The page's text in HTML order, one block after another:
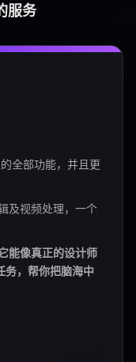
服务
全部功能，并且更
及视频处理，一个
能像真正的设计师
务，帮你把脑海中